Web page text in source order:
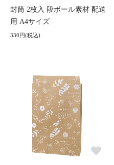
封筒 2枚入 段ボール素材 配送
用 A4サイズ
330円(税込)